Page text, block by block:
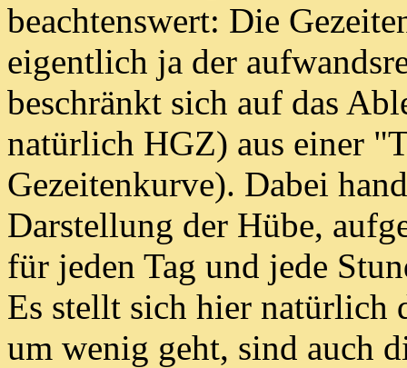
beachtenswert: Die
eigentlich ja der
beschränkt sich auf das
natürlich HGZ) aus einer
Gezeitenkurve). Dabei
Darstellung der Hübe,
für jeden Tag und jede
Es stellt sich hier natürlich
um wenig geht, sind auch